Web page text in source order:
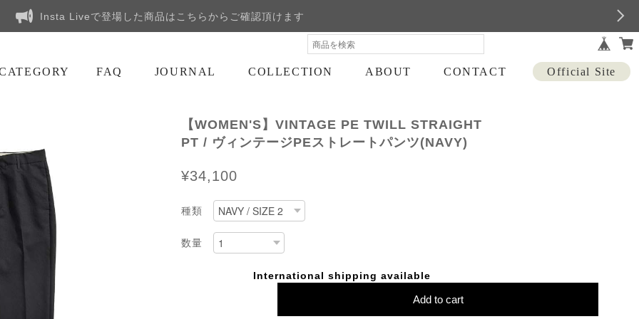
Insta Liveで登場した商品はこちらからご確認頂けます
FAQ JOURNAL COLLECTION ABOUT CONTACT Official Site
【WOMEN'S】VINTAGE PE TWILL STRAIGHT
PT / ヴィンテージPEストレートパンツ(NAVY)
¥34,100
種類
数量
International shipping available
Add to cart